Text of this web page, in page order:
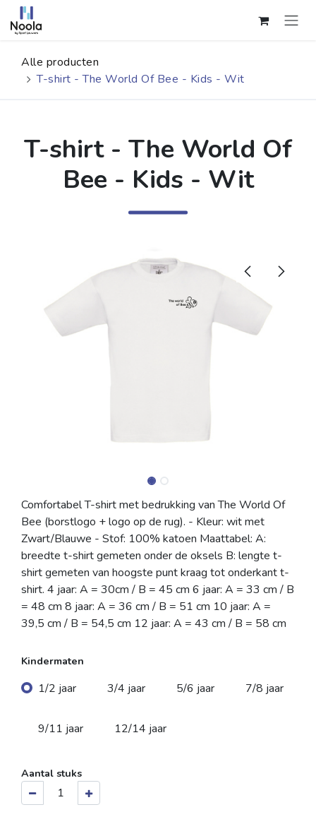
Overslaan naar inhoud
Alle producten
T-shirt - The World Of Bee - Kids - Wit
T-shirt - The World Of
Bee - Kids - Wit
Comfortabel T-shirt met bedrukking van The World Of
Bee (borstlogo + logo op de rug). - Kleur: wit met
Zwart/Blauwe - Stof: 100% katoen Maattabel: A:
breedte t-shirt gemeten onder de oksels B: lengte t-
shirt gemeten van hoogste punt kraag tot onderkant t-
shirt. 4 jaar: A = 30cm / B = 45 cm 6 jaar: A = 33 cm / B
= 48 cm 8 jaar: A = 36 cm / B = 51 cm 10 jaar: A =
39,5 cm / B = 54,5 cm 12 jaar: A = 43 cm / B = 58 cm
Kindermaten
1/2 jaar 3/4 jaar 5/6 jaar 7/8 jaar
9/11 jaar 12/14 jaar
Aantal stuks